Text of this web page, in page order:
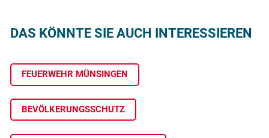
DAS KÖNNTE SIE AUCH INTERESSIEREN
FEUERWEHR MÜNSINGEN
BEVÖLKERUNGSSCHUTZ